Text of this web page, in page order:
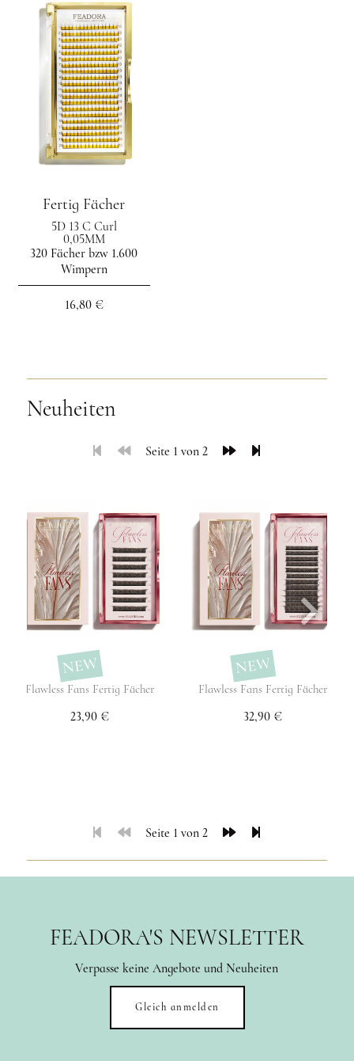
Fertig Fächer
5D 13 C Curl
0,05MM
320 Fächer bzw 1.600
Wimpern
16,80 €
Neuheiten
Seite 1 von 2
NEW
Flawless Fans Fertig Fächer
23,90 €
NEW
Flawless Fans Fertig Fächer
32,90 €
Seite 1 von 2
FEADORA'S NEWSLETTER
Verpasse keine Angebote und Neuheiten
Gleich anmelden